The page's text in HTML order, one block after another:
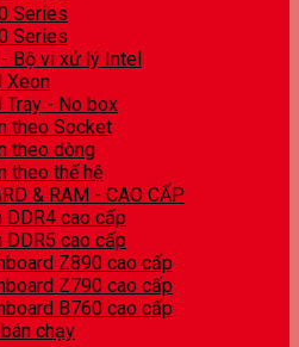
Series
Series
Bộ vi xử lý Intel
Xeon
Tray - No box
theo Socket
theo dòng
theo thế hệ
& RAM - CAO CẤP
DDR4 cao cấp
DDR5 cao cấp
Z890 cao cấp
Z790 cao cấp
B760 cao cấp
chạy